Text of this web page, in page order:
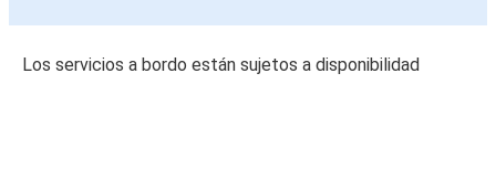
Los servicios a bordo están sujetos a disponibilidad